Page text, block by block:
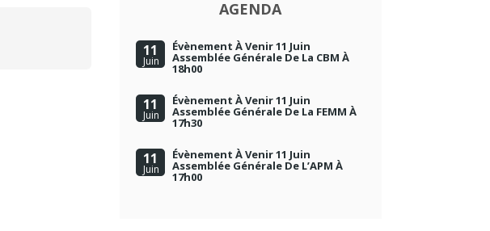
AGENDA
11
Juin
Évènement À Venir 11 Juin
Assemblée Générale De La CBM À
18h00
11
Juin
Évènement À Venir 11 Juin
Assemblée Générale De La FEMM À
17h30
11
Juin
Évènement À Venir 11 Juin
Assemblée Générale De L’APM À
17h00